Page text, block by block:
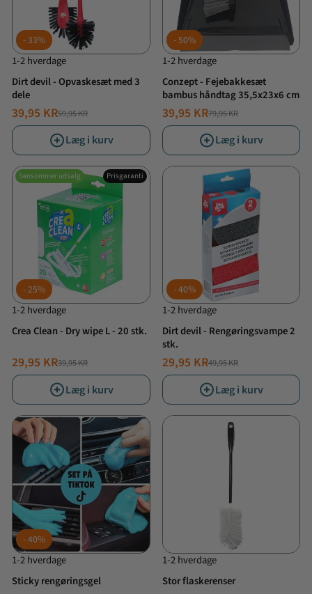
33%
1-2 hverdage
Dirt devil - Opvaskesæt med 3
dele
NORMALPRIS
59,95 KR
TILBUDSPRIS
39,95 KR
Læg i kurv
50%
1-2 hverdage
Conzept - Fejebakkesæt
bambus håndtag 35,5x23x6 cm
NORMALPRIS
79,95 KR
TILBUDSPRIS
39,95 KR
Læg i kurv
Sensommer udsalg Prisgaranti
25%
1-2 hverdage
Crea Clean - Dry wipe L - 20 stk.
NORMALPRIS
39,95 KR
TILBUDSPRIS
29,95 KR
Læg i kurv
40%
1-2 hverdage
Dirt devil - Rengøringsvampe 2
stk.
NORMALPRIS
49,95 KR
TILBUDSPRIS
29,95 KR
Læg i kurv
40%
1-2 hverdage
Sticky rengøringsgel
1-2 hverdage
Stor flaskerenser